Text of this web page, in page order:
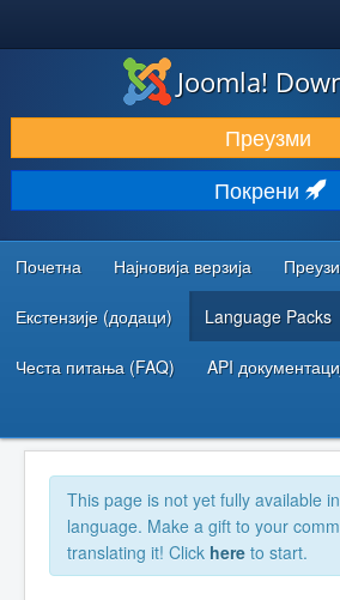
ПРЕУЗИМАЊЕ И ПРОШИРЕЊА
ОТКРИЈТЕ И НАУЧИТЕ
ЗАЈЕДНИЦА И ПОДРШКА
РЕСУРСИ ЗА РАЗВОЈ
Joomla!
Преузми
Покрени
Почетна Најновија верзија
Екстензије (додаци) Language Packs
Честа питања (FAQ) API
This page is not yet fully available
language. Make a gift to your
translating it! Click here to start.